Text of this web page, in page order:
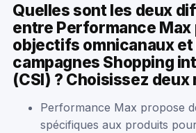
Quelles sont les deux
entre Performance Max
objectifs omnicanaux et
campagnes Shopping
(CSI) ? Choisissez deux
Performance Max propose
spécifiques aux produits